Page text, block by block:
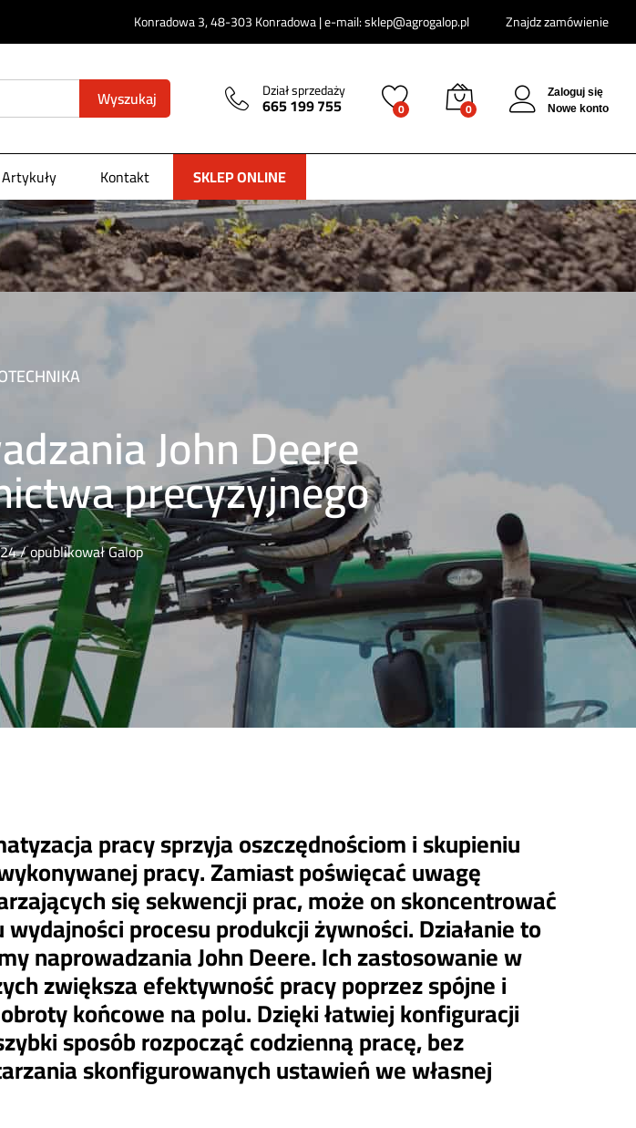
Konradowa 3, 48-303 Konradowa | e-mail: sklep@agrogalop.pl Znajdz zamówienie
Wyszukaj Dział sprzedaży
665 199 755 0 0
Zaloguj się
Nowe konto
Artykuły Kontakt SKLEP ONLINE
John Deere
precyzyjnego
/opublikowałGalop
pracy sprzyja oszczędnościom i skupieniu
pracy. Zamiast poświęcać uwagę
się sekwencji prac, może on skoncentrować
procesu produkcji żywności. Działanie to
naprowadzania John Deere. Ich zastosowanie w
zwiększa efektywność pracy poprzez spójne i
końcowe na polu. Dzięki łatwiej konfiguracji
sposób rozpocząć codzienną pracę, bez
skonfigurowanych ustawień we własnej